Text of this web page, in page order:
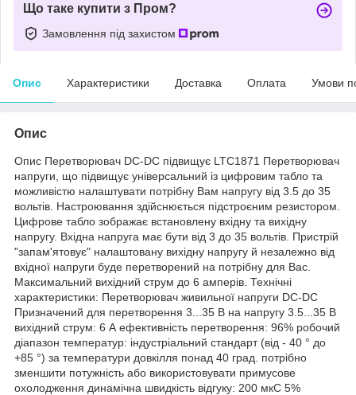
Що таке купити з Пром?
Замовлення під захистом
Опис Характеристики Доставка Оплата Умови
Опис
Опис Перетворювач DC-DC підвищує LTC1871 Перетворювач
напруги, що підвищує універсальний із цифровим табло та
можливістю налаштувати потрібну Вам напругу від 3.5 до 35
вольтів. Настроювання здійснюється підстроєним резистором.
Цифрове табло зображає встановлену вхідну та вихідну
напругу. Вхідна напруга має бути від 3 до 35 вольтів. Пристрій
"запам'ятовує" налаштовану вихідну напругу й незалежно від
вхідної напруги буде перетворений на потрібну для Вас.
Максимальний вихідний струм до 6 амперів. Технічні
характеристики: Перетворювач живильної напруги DC-DC
Призначений для перетворення 3...35 В на напругу 3.5...35 В
вихідний струм: 6 А ефективність перетворення: 96% робочий
діапазон температур: індустріальний стандарт (від - 40 ° до
+85 °) за температури довкілля понад 40 град. потрібно
зменшити потужність або використовувати примусове
охолодження динамічна швидкість відгуку: 200 мкС 5%